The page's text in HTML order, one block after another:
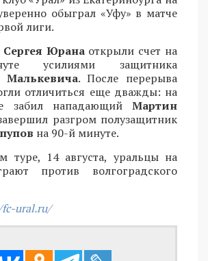
обыграл «Уфу» в матче
лиги.
Сергея Юрана открыли счет на
усилиями защитника
Малькевича. После перерыва
отличиться еще дважды: на
забил нападающий Мартин
разгром полузащитник
на 90-й минуте.
туре, 14 августа, уральцы на
против волгоградского
ural.ru/